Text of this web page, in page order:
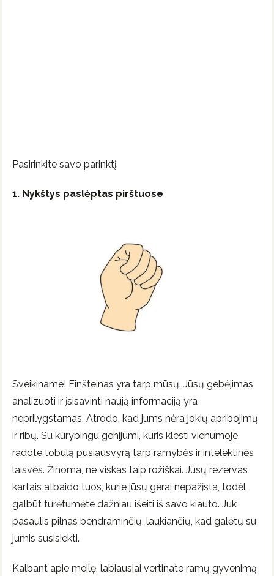
Pasirinkite savo parinktį.
1. Nykštys paslėptas pirštuose
Sveikiname! Einšteinas yra tarp mūsų. Jūsų gebėjimas
analizuoti ir įsisavinti naują informaciją yra
neprilygstamas. Atrodo, kad jums nėra jokių apribojimų
ir ribų. Su kūrybingu genijumi, kuris klesti vienumoje,
radote tobulą pusiausvyrą tarp ramybės ir intelektinės
laisvės. Žinoma, ne viskas taip rožiškai. Jūsų rezervas
kartais atbaido tuos, kurie jūsų gerai nepažįsta, todėl
galbūt turėtumėte dažniau išeiti iš savo kiauto. Juk
pasaulis pilnas bendraminčių, laukiančių, kad galėtų su
jumis susisiekti.
Kalbant apie meilę, labiausiai vertinate ramų gyvenimą